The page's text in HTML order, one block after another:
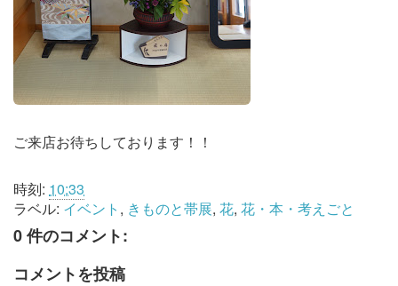
ご来店お待ちしております！！
時刻: 10:33
ラベル: イベント , きものと帯展, 花, 花・本・考えごと
0 件のコメント:
コメントを投稿